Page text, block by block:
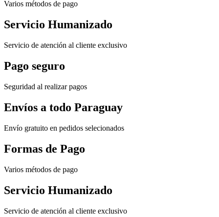
Varios métodos de pago
Servicio Humanizado
Servicio de atención al cliente exclusivo
Pago seguro
Seguridad al realizar pagos
Envíos a todo Paraguay
Envío gratuito en pedidos selecionados
Formas de Pago
Varios métodos de pago
Servicio Humanizado
Servicio de atención al cliente exclusivo